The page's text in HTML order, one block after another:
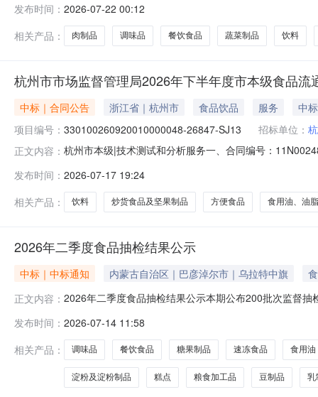
果。合格60批次，不合格4批次（详情见附件）。针对抽
务，依法查处违法违规行为，有效防控食
发布时间： 2026-07-22 00:12
相关产品：
肉制品 调味品 餐饮食品 蔬菜制品 饮料
杭州市市场监督管理局2026年下半年度市本级食品
中标｜合同公告 浙江省｜杭州市 食品饮品 服务
中
项目编号： 330100260920010000048-26847-SJ13 招标单位：
正文内容： 杭州市本级|技术测试和分析服务一、合同编号：
市场监督管理局地址：凤起东路109号联系方式：0571-
发布时间： 2026-07-17 19:24
相关产品：
饮料 炒货食品及坚果制品 方便食品 食用油、油
2026年二季度食品抽检结果公示
中标｜中标通知 内蒙古自治区｜巴彦淖尔市｜乌拉特中旗
正文内容： 2026年二季度食品抽检结果公示本期公布200批次监督
格产品。其中：不合格样品7批次，合格样品193批次。
发布时间： 2026-07-14 11:58
相关产品：
调味品 餐饮食品 糖果制品 速冻食品 食用油
淀粉及淀粉制品 糕点 粮食加工品 豆制品 乳